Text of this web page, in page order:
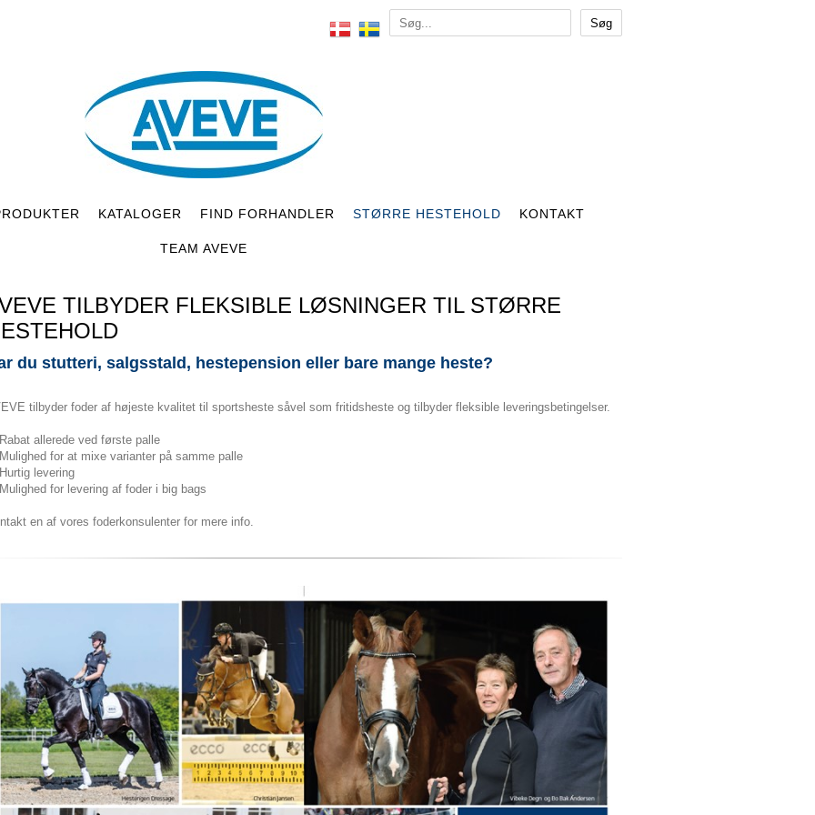
KATALOGER FIND FORHANDLER STØRRE HESTEHOLD KONTAKT
TEAM AVEVE
TILBYDER FLEKSIBLE LØSNINGER TIL STØRRE
du stutteri, salgsstald, hestepension eller bare mange heste?
tilbyder foder af højeste kvalitet til sportsheste såvel som fritidsheste og tilbyder fleksible leveringsbetingelser.
Rabat allerede ved første palle
Mulighed for at mixe varianter på samme palle
Hurtig levering
Mulighed for levering af foder i big bags
en af vores foderkonsulenter for mere info.